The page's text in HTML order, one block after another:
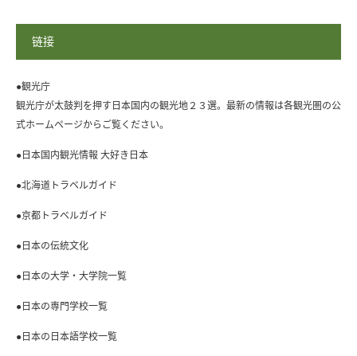
链接
●観光庁
観光庁が太鼓判を押す日本国内の観光地２３選。最新の情報は各観光圏の公
式ホームページからご覧ください。
●日本国内観光情報 大好き日本
●北海道トラベルガイド
●京都トラベルガイド
●日本の伝統文化
●日本の大学・大学院一覧
●日本の専門学校一覧
●日本の日本語学校一覧